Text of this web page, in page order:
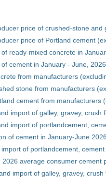
price of crushed-stone and
price of Portland cement
ready-mixed concrete in
cement in January - June, 2026
from manufacturers
stone from manufacturers
cement from manufacturers
import of galley, gravey,
import of portlandcement,
of cement in January-June
of portlandcement,
2026 average consumer cement
import of galley, gravey,